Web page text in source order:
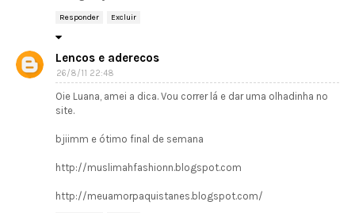
Responder Excluir
Lencos e aderecos
26/8/11 22:48
Oie Luana, amei a dica. Vou correr lá e dar uma olhadinha no
site.
bjiimm e ótimo final de semana
http://muslimahfashionn.blogspot.com
http://meuamorpaquistanes.blogspot.com/